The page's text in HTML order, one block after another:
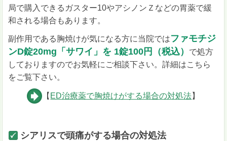
局で購入できるガスター10やアシノンＺなどの胃薬で緩
和される場合もあります。
副作用である胸焼けが気になる方に当院ではファモチジ
ンD錠20mg「サワイ」を 1錠100円（税込）
で処方
しておりますのでお気軽にご相談下さい。詳細はこちら
をご覧下さい。
【 ED治療薬で胸焼けがする場合の対処法】
シアリスで頭痛がする場合の対処法